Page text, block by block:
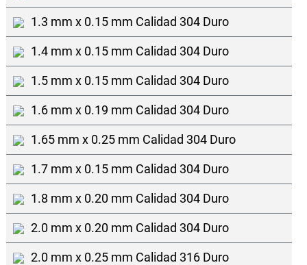
1.3 mm x 0.15 mm Calidad 304 Duro
1.4 mm x 0.15 mm Calidad 304 Duro
1.5 mm x 0.15 mm Calidad 304 Duro
1.6 mm x 0.19 mm Calidad 304 Duro
1.65 mm x 0.25 mm Calidad 304 Duro
1.7 mm x 0.15 mm Calidad 304 Duro
1.8 mm x 0.20 mm Calidad 304 Duro
2.0 mm x 0.20 mm Calidad 304 Duro
2.0 mm x 0.25 mm Calidad 316 Duro